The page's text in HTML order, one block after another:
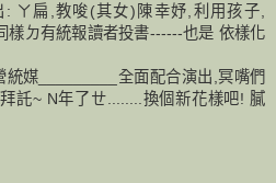
ㄚ扁,教唆(其女)陳幸妤,利用孩子,
樣ㄉ有統報讀者投書------也是 依樣化
媒_________全面配合演出,冥嘴們
託~ N年了ㄝ........換個新花樣吧! 膩